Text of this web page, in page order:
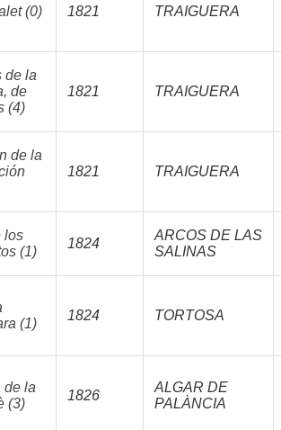
(0) 1821 TRAIGUERA
de la
de
(4)
1821 TRAIGUERA
de la
1821 TRAIGUERA
los
(1)
1824
ARCOS DE LAS
SALINAS
(1)
1824 TORTOSA
de la
(3)
1826
ALGAR DE
PALÀNCIA